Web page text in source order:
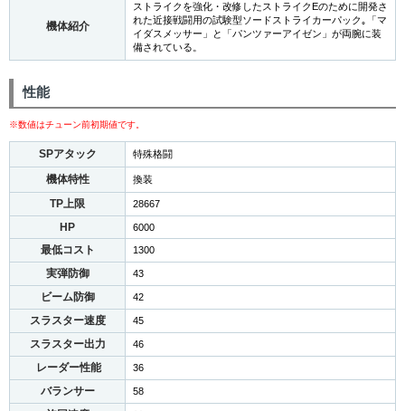
機体紹介
ストライクを強化・改修したストライクEのために開発さ
れた近接戦闘用の試験型ソードストライカーパック｡「マ
イダスメッサー」と「パンツァーアイゼン」が両腕に装
備されている。
性能
※数値はチューン前初期値です。
SPアタック 特殊格闘
機体特性 換装
TP上限 28667
HP 6000
最低コスト 1300
実弾防御 43
ビーム防御 42
スラスター速度 45
スラスター出力 46
レーダー性能 36
バランサー 58